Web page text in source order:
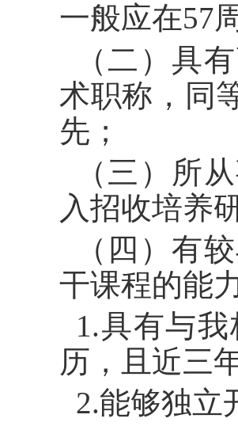
一般应在57
（二）具
术职称，同
先；
（三）所
入招收培养
（四）有
干课程的能
1.具有与
历，且近三
2.能够独立